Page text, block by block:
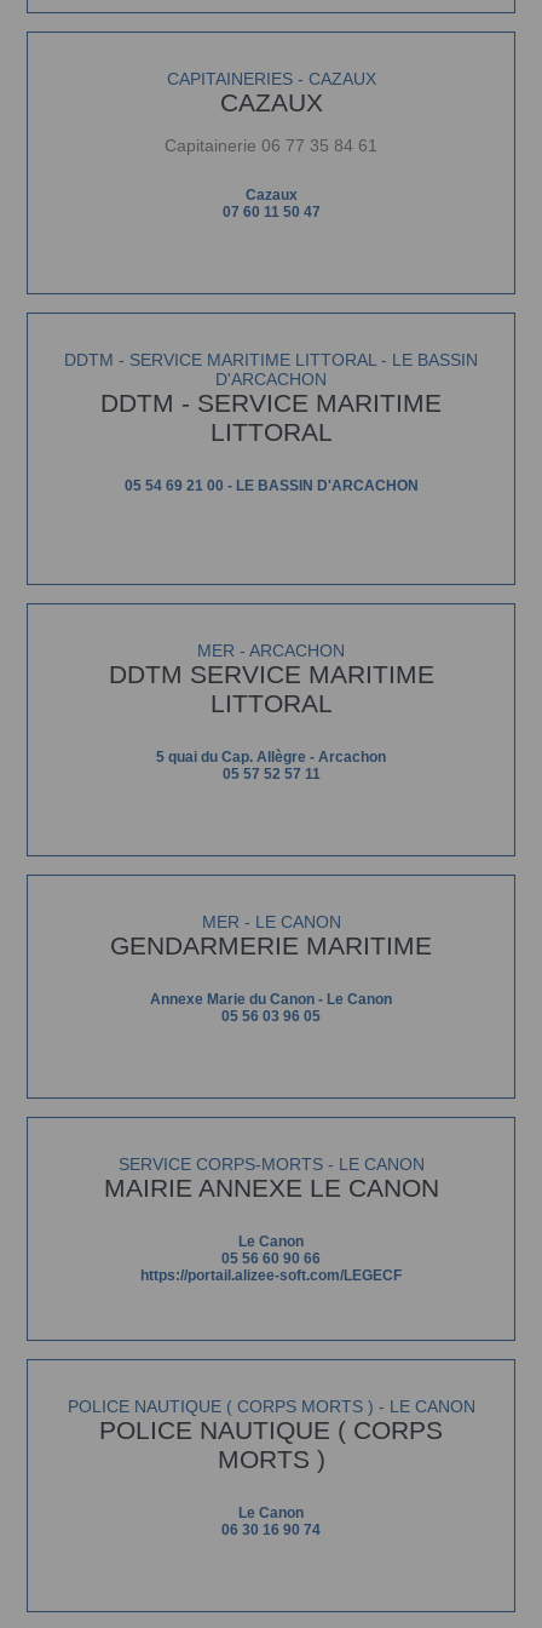
CAPITAINERIES - CAZAUX
CAZAUX
Capitainerie 06 77 35 84 61
Cazaux
07 60 11 50 47
DDTM - SERVICE MARITIME LITTORAL - LE BASSIN
D'ARCACHON
DDTM - SERVICE MARITIME
LITTORAL
05 54 69 21 00 - LE BASSIN D'ARCACHON
MER - ARCACHON
DDTM SERVICE MARITIME
LITTORAL
5 quai du Cap. Allègre - Arcachon
05 57 52 57 11
MER - LE CANON
GENDARMERIE MARITIME
Annexe Marie du Canon - Le Canon
05 56 03 96 05
SERVICE CORPS-MORTS - LE CANON
MAIRIE ANNEXE LE CANON
Le Canon
05 56 60 90 66
https://portail.alizee-soft.com/LEGECF
POLICE NAUTIQUE ( CORPS MORTS ) - LE CANON
POLICE NAUTIQUE ( CORPS
MORTS )
Le Canon
06 30 16 90 74